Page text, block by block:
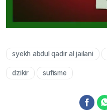
syekh abdul qadir al jailani
dzikir sufisme